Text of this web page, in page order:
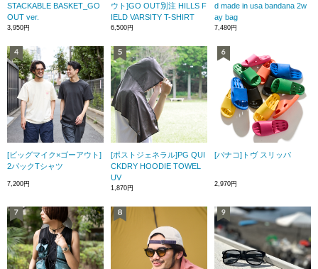
STACKABLE BASKET_GO
OUT ver.
3,950円
ウト]GO OUT別注 HILLS F
IELD VARSITY T-SHIRT
6,500円
d made in usa bandana 2w
ay bag
7,480円
[ビッグマイク×ゴーアウト]
2パックTシャツ
7,200円
[ポストジェネラル]PG QUI
CKDRY HOODIE TOWEL
UV
1,870円
[バナコ]トヴ スリッパ
2,970円